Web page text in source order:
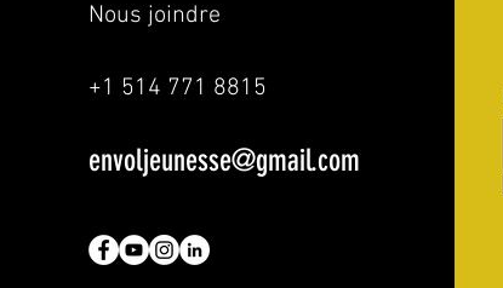
Nous joindre
+1 514 771 8815
envoljeunesse@gmail.com